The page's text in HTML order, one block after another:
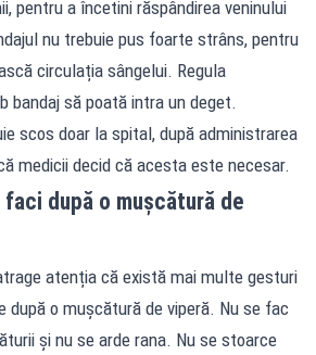
pentru a încetini răspândirea veninului
nu trebuie pus foarte strâns, pentru
circulația sângelui. Regula
bandaj să poată intra un deget.
scos doar la spital, după administrarea
medicii decid că acesta este necesar.
după o mușcătură de
atenția că există mai multe gesturi
după o mușcătură de viperă. Nu se fac
și nu se arde rana. Nu se stoarce